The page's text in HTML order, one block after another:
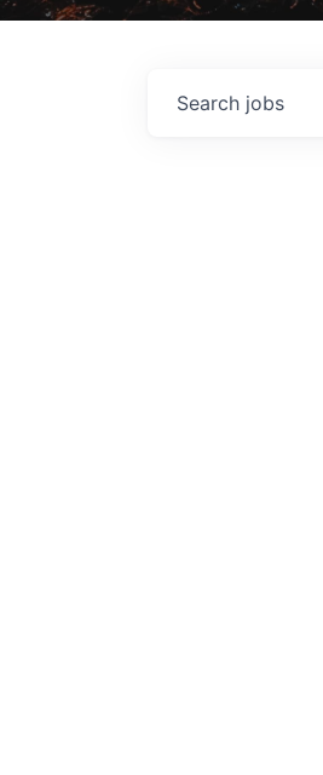
Search jobs